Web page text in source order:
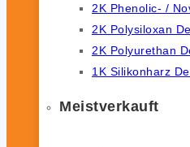
2K Phenolic- /
2K Polysiloxan
2K Polyurethan
1K Silikonharz
Meistverkauft